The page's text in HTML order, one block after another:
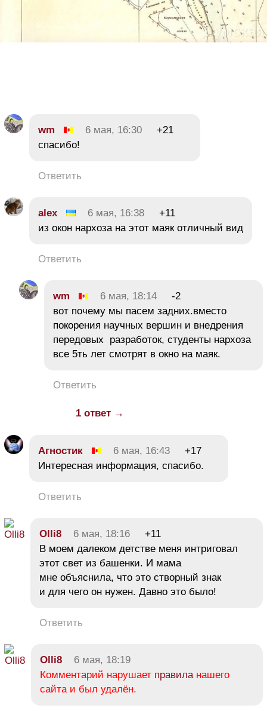
wm 6 мая, 16:30
+21
спасибо!
Ответить
alex 6 мая, 16:38
+11
из окон нархоза на этот маяк отличный вид
Ответить
wm 6 мая, 18:14
-2
вот почему мы пасем задних.вместо
покорения научных вершин и внедрения
передовых разработок, студенты нархоза
все 5ть лет смотрят в окно на маяк.
Ответить
1 ответ →
Агностик 6 мая, 16:43
+17
Интересная информация, спасибо.
Ответить
Olli8 6 мая, 18:16
+11
В моем далеком детстве меня интриговал
этот свет из башенки. И мама
мне объяснила, что это створный знак
и для чего он нужен. Давно это было!
Ответить
Olli8
6 мая, 18:19
Комментарий нарушает правиланашего
сайта и был удалён.